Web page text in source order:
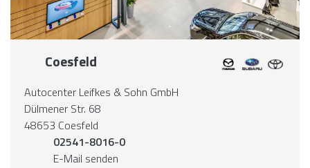
Coesfeld
Autocenter Leifkes & Sohn GmbH
Dülmener Str. 68
48653 Coesfeld
02541-8016-0
E-Mail senden